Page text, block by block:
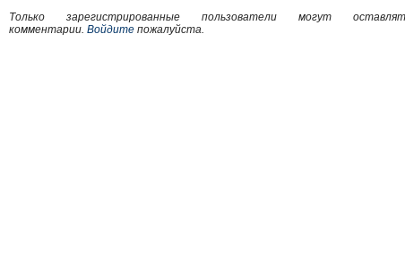
Только зарегистрированные пользователи могут
комментарии. Войдитепожалуйста.